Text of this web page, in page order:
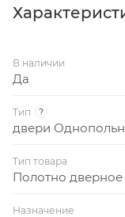
В наличии
Да
Тип ?
двери
Тип товара
Полотно дверное
Назначение